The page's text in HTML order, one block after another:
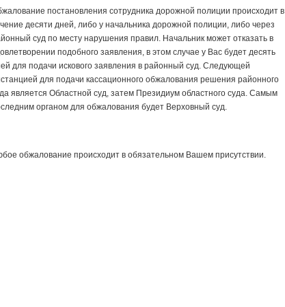
постановления сотрудника дорожной полиции происходит в
десяти дней, либо у начальника дорожной полиции, либо через
суд по месту нарушения правил. Начальник может отказать в
подобного заявления, в этом случае у Вас будет десять
для подачи искового заявления в районный суд. Следующей
для подачи кассационного обжалования решения районного
является Областной суд, затем Президиум областного суда. Самым
органом для обжалования будет Верховный суд.
обжалование происходит в обязательном Вашем присутствии.